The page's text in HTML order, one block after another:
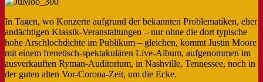
In Tagen, wo Konzerte aufgrund der bekannten Problematiken, eher
andächtigen Klassik-Veranstaltungen – nur ohne die dort typische
hohe Arschlochdichte im Publikum – gleichen, kommt Justin Moore
mit einem frenetisch-spektakulären Live-Album, aufgenommen im
ausverkauften Ryman-Auditorium, in Nashville, Tennessee, noch in
der guten alten Vor-Corona-Zeit, um die Ecke.